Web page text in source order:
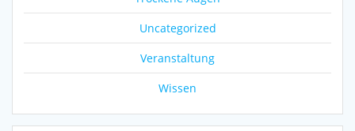
Uncategorized
Veranstaltung
Wissen